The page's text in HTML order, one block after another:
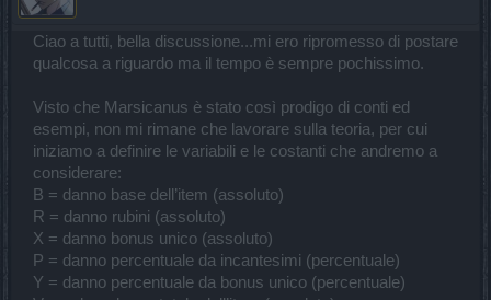
Ciao a tutti, bella discussione...mi ero ripromesso di postare
qualcosa a riguardo ma il tempo è sempre pochissimo.
Visto che Marsicanus è stato così prodigo di conti ed
esempi, non mi rimane che lavorare sulla teoria, per cui
iniziamo a definire le variabili e le costanti che andremo a
considerare:
B = danno base dell’item (assoluto)
R = danno rubini (assoluto)
X = danno bonus unico (assoluto)
P = danno percentuale da incantesimi (percentuale)
Y = danno percentuale da bonus unico (percentuale)